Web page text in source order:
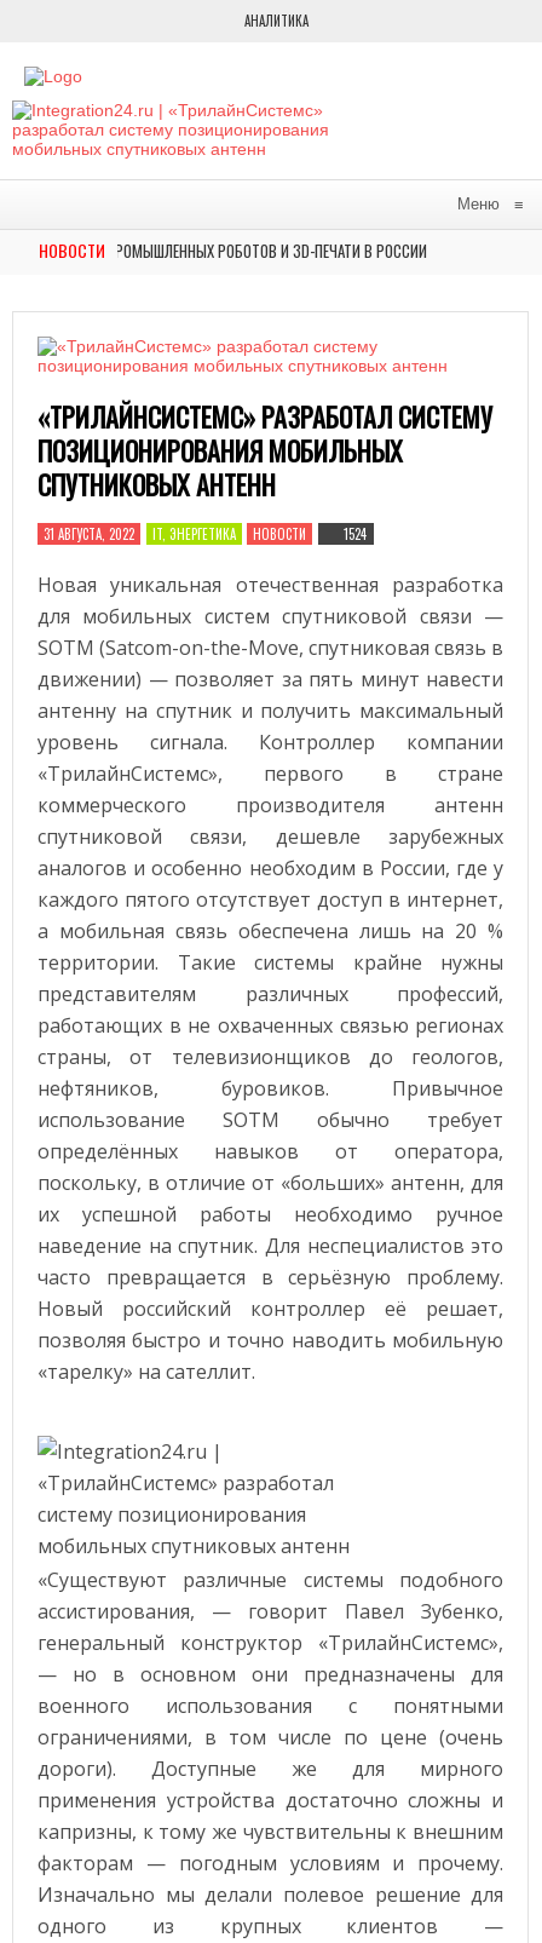
АНАЛИТИКА
Меню ≡
НОВОСТИ
ПРОМЫШЛЕННЫХ РОБОТОВ И 3D-ПЕЧАТИ В РОССИИ
«ТРИЛАЙНСИСТЕМС» РАЗРАБОТАЛ СИСТЕМУ
ПОЗИЦИОНИРОВАНИЯ МОБИЛЬНЫХ
СПУТНИКОВЫХ АНТЕНН
31 АВГУСТА, 2022 IT, ЭНЕРГЕТИКА НОВОСТИ 1524
Новая уникальная отечественная разработка
для мобильных систем спутниковой связи —
SOTM (Satcom-on-the-Move, спутниковая связь в
движении) — позволяет за пять минут навести
антенну на спутник и получить максимальный
уровень сигнала. Контроллер компании
«ТрилайнСистемс», первого в стране
коммерческого производителя антенн
спутниковой связи, дешевле зарубежных
аналогов и особенно необходим в России, где у
каждого пятого отсутствует доступ в интернет,
а мобильная связь обеспечена лишь на 20 %
территории. Такие системы крайне нужны
представителям различных профессий,
работающих в не охваченных связью регионах
страны, от телевизионщиков до геологов,
нефтяников, буровиков. Привычное
использование SOTM обычно требует
определённых навыков от оператора,
поскольку, в отличие от «больших» антенн, для
их успешной работы необходимо ручное
наведение на спутник. Для неспециалистов это
часто превращается в серьёзную проблему.
Новый российский контроллер её решает,
позволяя быстро и точно наводить мобильную
«тарелку» на сателлит.
«Существуют различные системы подобного
ассистирования, — говорит Павел Зубенко,
генеральный конструктор «ТрилайнСистемс»,
— но в основном они предназначены для
военного использования с понятными
ограничениями, в том числе по цене (очень
дороги). Доступные же для мирного
применения устройства достаточно сложны и
капризны, к тому же чувствительны к внешним
факторам — погодным условиям и прочему.
Изначально мы делали полевое решение для
одного из крупных клиентов —